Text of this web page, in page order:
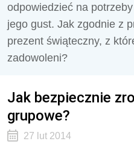
odpowiedzieć na
jego gust. Jak zgodnie z
prezent świąteczny, z
zadowoleni?
Jak bezpiecznie
grupowe?
27 lut 2014